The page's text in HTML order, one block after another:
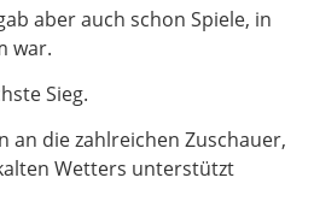
aber auch schon Spiele, in
war.
Sieg.
an die zahlreichen Zuschauer,
Wetters unterstützt